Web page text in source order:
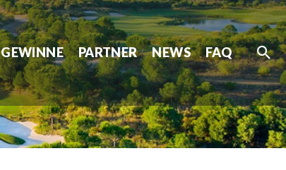
GEWINNE PARTNER NEWS FAQ